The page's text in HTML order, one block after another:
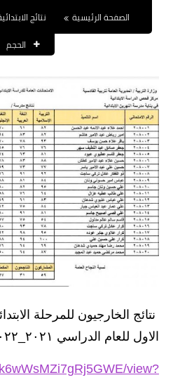
الصفحة الرئيسية
نتائج
الحجم
نتائج الخارجيون للمرحلة
الاول للعام الدراسي ٢٠٢١_٢٠٢٢.
view?